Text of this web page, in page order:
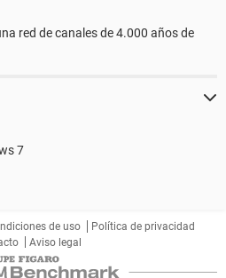
red de canales de 4.000 años de
7
de uso
Política de privacidad
Aviso legal